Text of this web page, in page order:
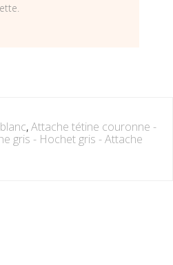
,Attache tétine couronne -
gris - Hochet gris - Attache